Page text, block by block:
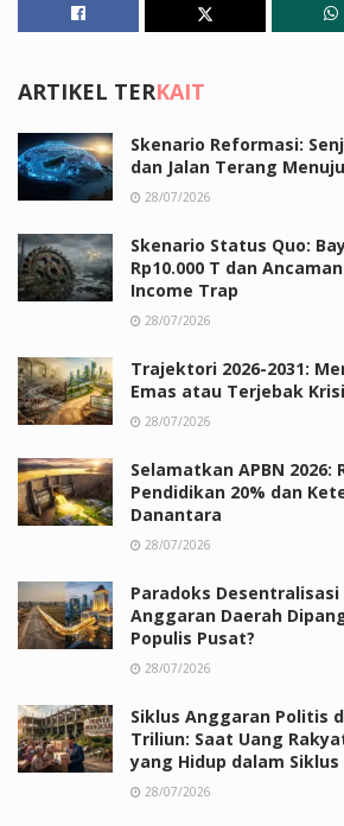
ARTIKEL TERKAIT
Skenario Reformasi:
dan Jalan Terang
28/07/2026
Skenario Status Quo:
Rp10.000 T dan
Income Trap
28/07/2026
Trajektori 2026-2031:
Emas atau Terjebak
28/07/2026
Selamatkan APBN
Pendidikan 20% dan
Danantara
28/07/2026
Paradoks Desentralisasi
Anggaran Daerah
Populis Pusat?
28/07/2026
Siklus Anggaran Politis
Triliun: Saat Uang
yang Hidup dalam
28/07/2026